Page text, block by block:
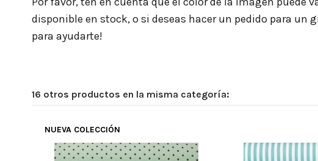
disponible en stock, o si deseas hacer un pedido para un
para ayudarte!
16 otros productos en la misma categoría:
NUEVA COLECCIÓN